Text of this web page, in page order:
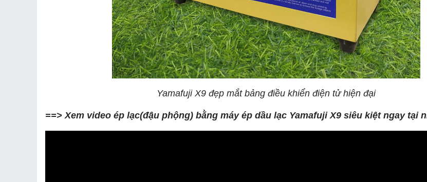
Yamafuji X9 đẹp mắt bảng điều khiển điện tử hiện đại
==> Xem video ép lạc(đậu phộng) bằng máy ép dầu lạc Yamafuji X9 siêu kiệt ngay tại